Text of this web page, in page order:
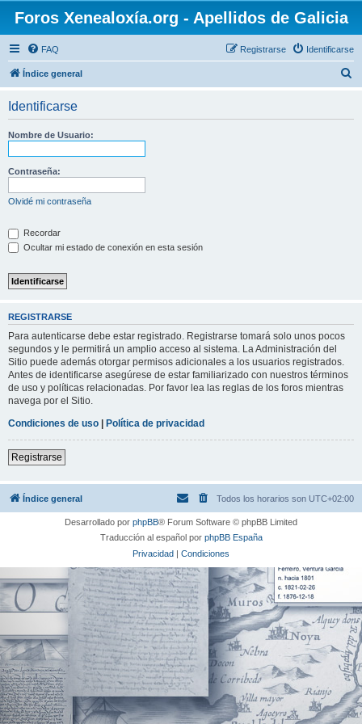
Foros Xenealoxía.org - Apellidos de Galicia
FAQ Identificarse
Registrarse
Índice general
Identificarse
Nombre de Usuario:
Contraseña:
Olvidé mi contraseña
Recordar
Ocultar mi estado de conexión en esta sesión
REGISTRARSE
Para autenticarse debe estar registrado. Registrarse tomará solo unos pocos
segundos y le permitirá un amplio acceso al sistema. La Administración del
Sitio puede además otorgar permisos adicionales a los usuarios registrados.
Antes de identificarse asegúrese de estar familiarizado con nuestros términos
de uso y políticas relacionadas. Por favor lea las reglas de los foros mientras
navega por el Sitio.
Condiciones de uso | Política de privacidad
Registrarse
Índice general Todos los horarios son UTC+02:00
Desarrollado por phpBB® Forum Software © phpBB Limited
Traducción al español por phpBB España
Privacidad | Condiciones